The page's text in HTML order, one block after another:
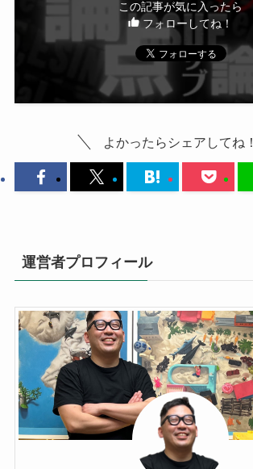
この記事が気に入ったら
フォローしてね！
よかったらシェアしてね！
運営者プロフィール